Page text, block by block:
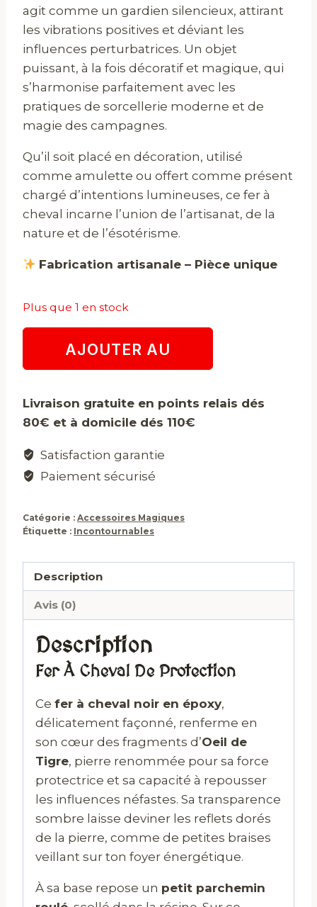
agit comme un gardien silencieux, attirant
les vibrations positives et déviant les
influences perturbatrices. Un objet
puissant, à la fois décoratif et magique, qui
s’harmonise parfaitement avec les
pratiques de sorcellerie moderne et de
magie des campagnes.
Qu’il soit placé en décoration, utilisé
comme amulette ou offert comme présent
chargé d’intentions lumineuses, ce fer à
cheval incarne l’union de l’artisanat, de la
nature et de l’ésotérisme.
Fabrication artisanale – Pièce unique
Plus que 1 en stock
Fer
protection
AJOUTER AU
Livraison gratuite en points relais dés
80€ et à domicile dés 110€
Satisfaction garantie
Paiement sécurisé
Catégorie : Accessoires Magiques
Étiquette : Incontournables
Description
Avis (0)
Description
Fer À Cheval De Protection
Ce fer à cheval noir en époxy,
délicatement façonné, renferme en
son cœur des fragments d’Oeil de
Tigre, pierre renommée pour sa force
protectrice et sa capacité à repousser
les influences néfastes. Sa transparence
sombre laisse deviner les reflets dorés
de la pierre, comme de petites braises
veillant sur ton foyer énergétique.
À sa base repose un petit parchemin